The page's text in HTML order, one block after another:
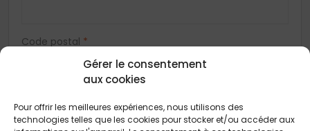
Gérer le consentement
aux cookies
Pour offrir les meilleures expériences, nous utilisons des
technologies telles que les cookies pour stocker et/ou accéder aux
Code postal *